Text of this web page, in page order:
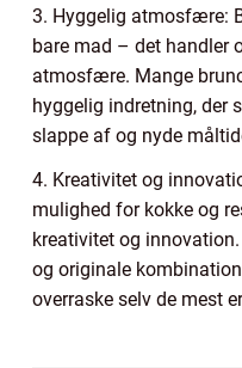
3. Hyggelig atmosfære:
bare mad – det handler
atmosfære. Mange
hyggelig indretning, der
slappe af og nyde
4. Kreativitet og
mulighed for kokke og
kreativitet og
og originale
overraske selv de mest